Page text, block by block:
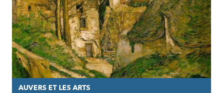
AUVERS ET LES ARTS